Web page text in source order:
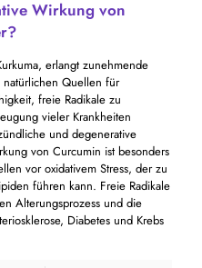
Wirkung von
erlangt zunehmende
natürlichen Quellen für
freie Radikale zu
vieler Krankheiten
und degenerative
von Curcumin ist besonders
vor oxidativem Stress, der zu
führen kann. Freie Radikale
Alterungsprozess und die
Diabetes und Krebs